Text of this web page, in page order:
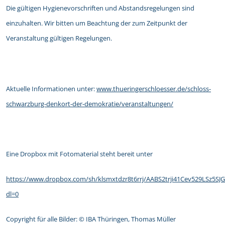
Die gültigen Hygienevorschriften und Abstandsregelungen sind
einzuhalten. Wir bitten um Beachtung der zum Zeitpunkt der
Veranstaltung gültigen Regelungen.
Aktuelle Informationen unter:www.thueringerschloesser.de/schloss-
schwarzburg-denkort-der-demokratie/veranstaltungen/
Eine Dropbox mit Fotomaterial steht bereit unter
https://www.dropbox.com/sh/klsmxtdzr8t6rrj/
dl=0
Copyright für alle Bilder: © IBA Thüringen, Thomas Müller